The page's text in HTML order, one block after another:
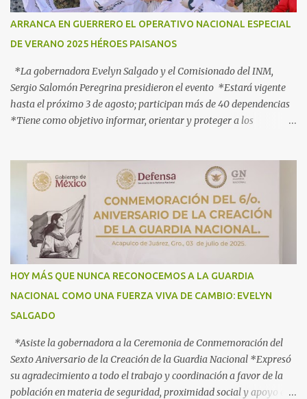
ARRANCA EN GUERRERO EL OPERATIVO NACIONAL ESPECIAL
DE VERANO 2025 HÉROES PAISANOS
*La gobernadora Evelyn Salgado y el Comisionado del INM,
Sergio Salomón Peregrina presidieron el evento *Estará vigente
hasta el próximo 3 de agosto; participan más de 40 dependencias
*Tiene como objetivo informar, orientar y proteger a los
gobernadora Acapulco, Gro., 3 de julio de 2025.- Con el objetivo de
informar, orientar y proteger durante su ingreso, estancia y
tránsito por el territorio nacional a los migrantes que retornan a
México durante esta temporada de verano, la gobernadora Evelyn
Salgado Pineda y el comisionado del Instituto Nacional de
Migración (INM), Sergio Salomón Céspedes Peregrina, dieron el
banderazo de Arranque Nacional del Operativo Especial de Verano
2025 Héroes Paisanos, que estará vigente hasta el próximo 3 de
agosto y en el que participan más de 40 dependencias de los
diferentes órdenes de gobierno, para brindar atención ...
HOY MÁS QUE NUNCA RECONOCEMOS A LA GUARDIA
NACIONAL COMO UNA FUERZA VIVA DE CAMBIO: EVELYN
SALGADO
*Asiste la gobernadora a la Ceremonia de Conmemoración del
Sexto Aniversario de la Creación de la Guardia Nacional *Expresó
su agradecimiento a todo el trabajo y coordinación a favor de la
población en materia de seguridad, proximidad social y apoyo en